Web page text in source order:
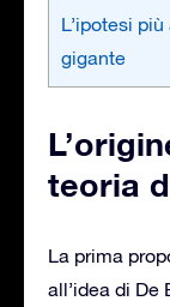
L’ipotesi
gigante
teoria
La prima
all’idea di De